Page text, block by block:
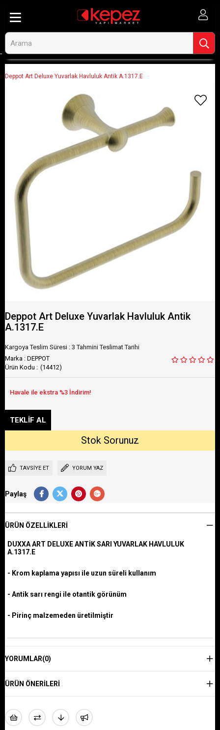
Deppot Art Deluxe Yuvarlak Havluluk Antik A.1317.E
Deppot Art Deluxe Yuvarlak Havluluk Antik
A.1317.E
Kargoya Teslim Süresi : 3 Tahmini Teslimat Tarihi
Marka : DEPPOT
(14412)
TAVSIYE ET YORUM YAZ
Paylaş
ÜRÜN ÖZELLIKLERI
DUXXA ART DELUXE ANTİK SARI YUVARLAK HAVLULUK
A.1317.E
- Krom kaplama yapısı ile uzun süreli kullanım
- Antik sarı rengi ile otantik görünüm
- Pirinç malzemeden üretilmiştir
YORUMLAR(0)
ÜRÜN ÖNERILERI